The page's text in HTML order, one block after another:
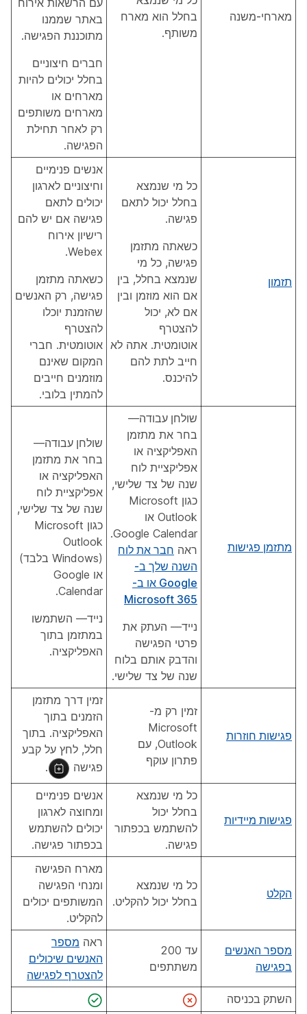
מארחי-משנה
בחלל הוא מארח
משותף.
עם הרשאות אירוח
באתר שממנו
מתוכננת הפגישה.
חברים חיצוניים
בחלל יכולים להיות
מארחים או
מארחים משותפים
רק לאחר תחילת
הפגישה.
תזמון
כל מי שנמצא
בחלל יכול לתאם
פגישה.
כשאתה מתזמן
פגישה, כל מי
שנמצא בחלל, בין
אם הוא מוזמן ובין
אם לא, יכול
להצטרף
אוטומטית. אתה לא
חייב לתת להם
להיכנס.
אנשים פנימיים
וחיצוניים לארגון
יכולים לתאם
פגישה אם יש להם
רישיון אירוח
Webex.
כשאתה מתזמן
פגישה, רק האנשים
שהזמנת יוכלו
להצטרף
אוטומטית. חברי
המקום שאינם
מוזמנים חייבים
להמתין בלובי.
מתזמן פגישות
שולחן עבודה—
בחר את מתזמן
האפליקציה או
אפליקציית לוח
שנה של צד שלישי,
כגון Microsoft
Outlook או
Google Calendar.
ראה חבר את לוח
השנה שלך ב-
Google או ב-
Microsoft 365
נייד— העתק את
פרטי הפגישה
והדבק אותם בלוח
שנה של צד שלישי.
שולחן עבודה—
בחר את מתזמן
האפליקציה או
אפליקציית לוח
שנה של צד שלישי,
כגון Microsoft
Outlook
(Windows בלבד)
או Google
Calendar.
נייד— השתמשו
במתזמן בתוך
האפליקציה.
פגישות חוזרות
זמין רק מ-
Microsoft
Outlook, עם
פתרון עוקף
זמין דרך מתזמן
הזמנים בתוך
האפליקציה. בתוך
חלל, לחץ על קבע
פגישה
.
פגישות מיידיות
כל מי שנמצא
בחלל יכול
להשתמש בכפתור
פגישה.
אנשים פנימיים
ומחוצה לארגון
יכולים להשתמש
בכפתור פגישה.
הקלט
כל מי שנמצא
בחלל יכול להקליט.
מארח הפגישה
ומנחי הפגישה
המשותפים יכולים
להקליט.
מספר האנשים
בפגישה
עד 200
משתתפים
ראה מספר
האנשים שיכולים
להצטרף לפגישה
השתק בכניסה